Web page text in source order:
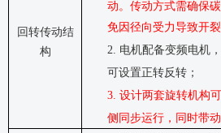
回转传动结
构
动。传动方式需确保
免因径向受力导致开
2. 电机配备变频电机，
可设置正转反转；
3. 设计两套旋转机构
侧同步运行，同时带